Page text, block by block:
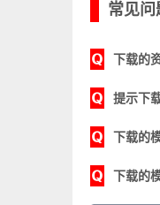
常见问
下载的
提示下
下载的
下载的